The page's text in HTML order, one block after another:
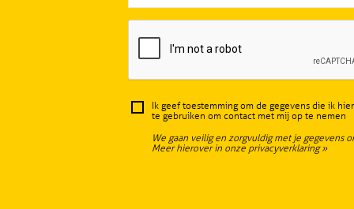
Ik geef toestemming om de gegevens die ik
te gebruiken om contact met mij op te nemen
We gaan veilig en zorgvuldig met je gegevens
Meer hierover in onze privacyverklaring »